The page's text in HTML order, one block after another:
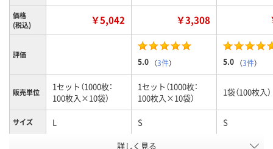
価格
(税込)
￥5,042 ￥3,308
評価
5.0 （3件） 5.0 （3件）
販売単位
1セット（1000枚：
100枚入×10袋）
1セット（1000枚：
100枚入×10袋）
1袋（100枚入）
サイズ L S S
詳しく見る